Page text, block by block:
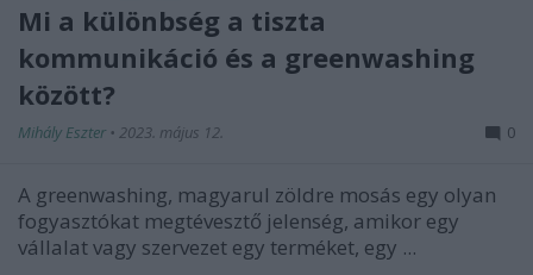
Mi a különbség a tiszta
kommunikáció és a greenwashing
között?
Mihály Eszter • 2023. május 12. 0
A greenwashing, magyarul zöldre mosás egy olyan
fogyasztókat megtévesztő jelenség, amikor egy
vállalat vagy szervezet egy terméket, egy ...